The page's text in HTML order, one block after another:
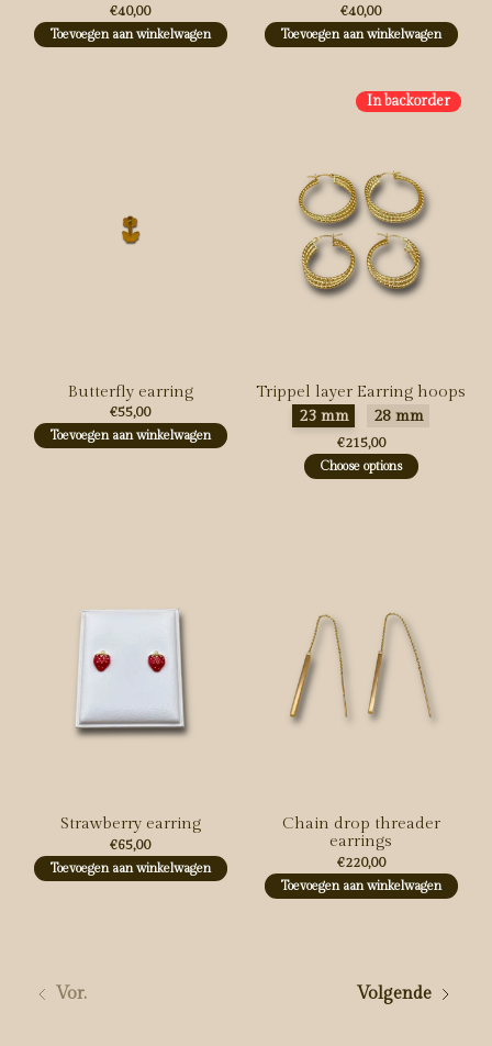
€40,00
Toevoegen aan winkelwagen
€40,00
Toevoegen aan winkelwagen
Butterfly earring
€55,00
Toevoegen aan winkelwagen
In backorder
Trippel layer Earring hoops
Maak een keuze:
23 mm 28 mm
€215,00
Choose options
Strawberry earring
€65,00
Toevoegen aan winkelwagen
Chain drop threader
earrings
€220,00
Toevoegen aan winkelwagen
Vor. Volgende